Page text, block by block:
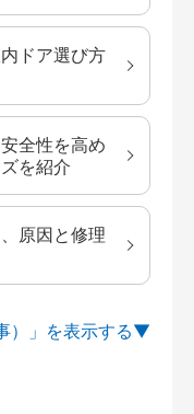
ドア選び方
全性を高め
を紹介
原因と修理
）」を